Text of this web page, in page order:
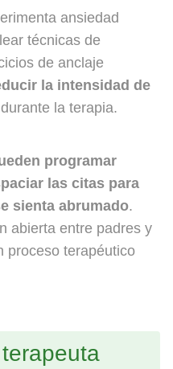
ansiedad
técnicas de
de anclaje
la intensidad de
la terapia.
programar
las citas para
sienta abrumado.
abierta entre padres y
proceso terapéutico